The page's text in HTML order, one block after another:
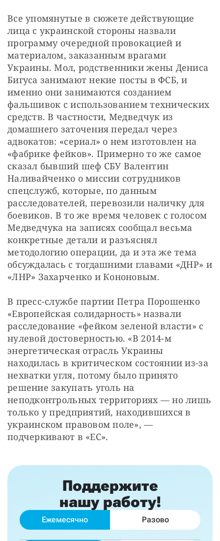
Все упомянутые в сюжете действующие
лица с украинской стороны назвали
программу очередной провокацией и
материалом, заказанным врагами
Украины. Мол, родственники жены Дениса
Бигуса занимают некие посты в ФСБ, и
именно они занимаются созданием
фальшивок с использованием технических
средств. В частности, Медведчук из
домашнего заточения передал через
адвокатов: «сериал» о нем изготовлен на
«фабрике фейков». Примерно то же самое
сказал бывший шеф СБУ Валентин
Наливайченко о миссии сотрудников
спецслужб, которые, по данным
расследователей, перевозили наличку для
боевиков. В то же время человек с голосом
Медведчука на записях сообщал весьма
конкретные детали и разъяснял
методологию операции, да и эта же тема
обсуждалась с тогдашними главами «ДНР» и
«ЛНР» Захарченко и Кононовым.
В пресс-службе партии Петра Порошенко
«Европейская солидарность» назвали
расследование «фейком зеленой власти» с
нулевой достоверностью. «В 2014-м
энергетическая отрасль Украины
находилась в критическом состоянии из-за
нехватки угля, потому было принято
решение закупать уголь на
неподконтрольных территориях — но лишь
только у предприятий, находившихся в
украинском правовом поле», —
подчеркивают в «ЕС».
Поддержите
нашу работу!
Ежемесячно Разово